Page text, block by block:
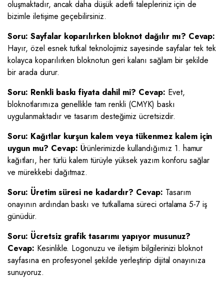
oluşmaktadır, ancak daha düşük adetli talepleriniz için de
bizimle iletişime geçebilirsiniz.
Soru: Sayfalar koparılırken bloknot dağılır mı? Cevap:
Hayır, özel esnek tutkal teknolojimiz sayesinde sayfalar tek tek
kolayca koparılırken bloknotun geri kalanı sağlam bir şekilde
bir arada durur.
Soru: Renkli baskı fiyata dahil mi? Cevap: Evet,
bloknotlarımıza genellikle tam renkli (CMYK) baskı
uygulanmaktadır ve tasarım desteğimiz ücretsizdir.
Soru: Kağıtlar kurşun kalem veya tükenmez kalem için
uygun mu? Cevap: Ürünlerimizde kullandığımız 1. hamur
kağıtları, her türlü kalem türüyle yüksek yazım konforu sağlar
ve mürekkebi dağıtmaz.
Soru: Üretim süresi ne kadardır? Cevap: Tasarım
onayının ardından baskı ve tutkallama süreci ortalama 5-7 iş
günüdür.
Soru: Ücretsiz grafik tasarımı yapıyor musunuz?
Cevap: Kesinlikle. Logonuzu ve iletişim bilgilerinizi bloknot
sayfasına en profesyonel şekilde yerleştirip dijital onayınıza
sunuyoruz.